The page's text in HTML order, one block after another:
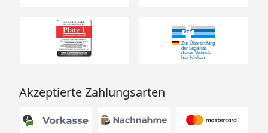
Akzeptierte Zahlungsarten